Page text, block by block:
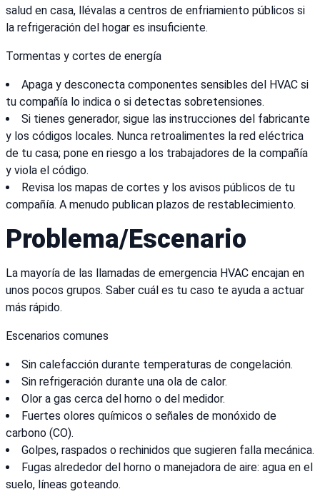
salud en casa, llévalas a centros de enfriamiento públicos si
la refrigeración del hogar es insuficiente.
Tormentas y cortes de energía
Apaga y desconecta componentes sensibles del HVAC si
tu compañía lo indica o si detectas sobretensiones.
Si tienes generador, sigue las instrucciones del fabricante
y los códigos locales. Nunca retroalimentes la red eléctrica
de tu casa; pone en riesgo a los trabajadores de la compañía
y viola el código.
Revisa los mapas de cortes y los avisos públicos de tu
compañía. A menudo publican plazos de restablecimiento.
Problema/Escenario
La mayoría de las llamadas de emergencia HVAC encajan en
unos pocos grupos. Saber cuál es tu caso te ayuda a actuar
más rápido.
Escenarios comunes
Sin calefacción durante temperaturas de congelación.
Sin refrigeración durante una ola de calor.
Olor a gas cerca del horno o del medidor.
Fuertes olores químicos o señales de monóxido de
carbono (CO).
Golpes, raspados o rechinidos que sugieren falla mecánica.
Fugas alrededor del horno o manejadora de aire: agua en el
suelo, líneas goteando.